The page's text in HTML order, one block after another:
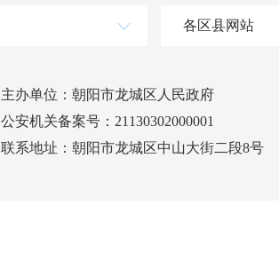
各区县网站
主办单位：朝阳市龙城区人民政府
公安机关备案号：21130302000001
联系地址：朝阳市龙城区中山大街二段8号